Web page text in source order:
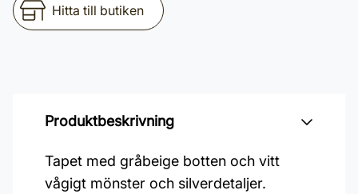
Hitta till butiken
Produktbeskrivning
Tapet med gråbeige botten och vitt
vågigt mönster och silverdetaljer.